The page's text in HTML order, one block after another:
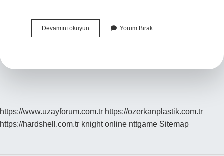
Devamını okuyun
Neden
Yorum Bırak
https://www.uzayforum.com.tr https://ozerkanplastik.com.tr
https://hardshell.com.tr knight online nttgame Sitemap